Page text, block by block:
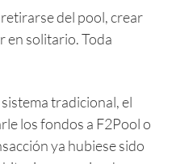
del pool, crear
en solitario. Toda
tradicional, el
los fondos a F2Pool o
ya hubiese sido